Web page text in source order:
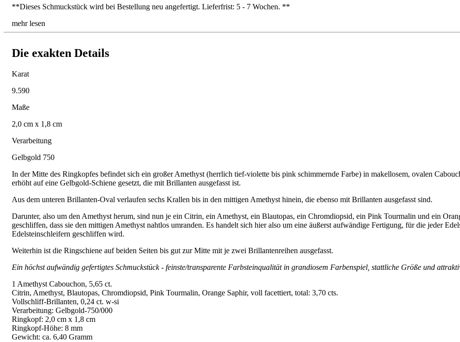
**Dieses Schmuckstück wird bei Bestellung neu angefertigt. Lieferfrist: 5 - 7 Wochen. **
mehr lesen
Die exakten Details
Karat
9.590
Maße
2,0 cm x 1,8 cm
Verarbeitung
Gelbgold 750
In der Mitte des Ringkopfes befindet sich ein großer Amethyst (herrlich tief-violette bis pink schimmernde Farbe) in makellosem, ovalen
erhöht auf eine Gelbgold-Schiene gesetzt, die mit Brillanten ausgefasst ist.
Aus dem unteren Brillanten-Oval verlaufen sechs Krallen bis in den mittigen Amethyst hinein, die ebenso mit Brillanten ausgefasst sind.
Darunter, also um den Amethyst herum, sind nun je ein Citrin, ein Amethyst, ein Blautopas, ein Chromdiopsid, ein Pink Tourmalin und ein
geschliffen, dass sie den mittigen Amethyst nahtlos umranden. Es handelt sich hier also um eine äußerst aufwändige Fertigung, für die jeder
Edelsteinschleifern geschliffen wird.
Weiterhin ist die Ringschiene auf beiden Seiten bis gut zur Mitte mit je zwei Brillantenreihen ausgefasst.
Ein höchst aufwändig gefertigtes Schmuckstück - feinste/transparente Farbsteinqualität in grandiosem Farbenspiel, stattliche Größe und
1 Amethyst Cabouchon, 5,65 ct.
Citrin, Amethyst, Blautopas, Chromdiopsid, Pink Tourmalin, Orange Saphir, voll facettiert, total: 3,70 cts.
Vollschliff-Brillanten, 0,24 ct. w-si
Verarbeitung: Gelbgold-750/000
Ringkopf: 2,0 cm x 1,8 cm
Ringkopf-Höhe: 8 mm
Gewicht: ca. 6,40 Gramm